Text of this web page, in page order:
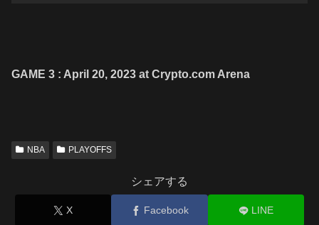
GAME 3 : April 20, 2023 at Crypto.com Arena
NBA PLAYOFFS
シェアする
X Facebook LINE